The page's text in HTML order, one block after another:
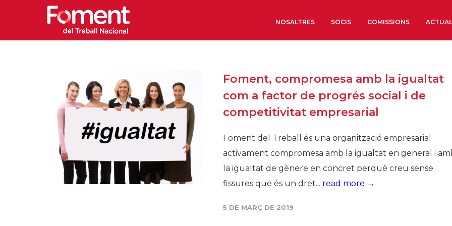
NOSALTRES
Òrgans de Govern
Òrgans Consultius
Estructura Executiva
Econòmics i Socials
Organitzacions
SOCIS COMISSIONS
Foment, compromesa amb la igualtat
com a factor de progrés social i de
competitivitat empresarial
Foment del Treball és una organització empresarial
activament compromesa amb la igualtat en general i
la igualtat de gènere en concret perquè creu sense
fissures que és un dret... read more →
5 DE MARÇ DE 2019